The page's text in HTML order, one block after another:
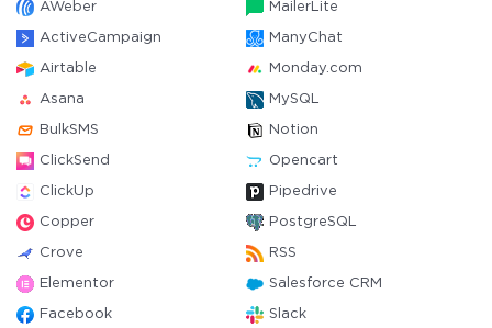
AWeber MailerLite
ActiveCampaign ManyChat
Airtable Monday.com
Asana MySQL
BulkSMS Notion
ClickSend Opencart
ClickUp Pipedrive
Copper PostgreSQL
Crove RSS
Elementor Salesforce CRM
Facebook Slack